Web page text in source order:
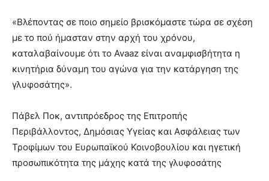
«Βλέποντας σε ποιο σημείο βρισκόμαστε τώρα σε σχέση
με το πού ήμασταν στην αρχή του χρόνου,
καταλαβαίνουμε ότι το Avaaz είναι αναμφισβήτητα η
κινητήρια δύναμη του αγώνα για την κατάργηση της
γλυφοσάτης».
Πάβελ Ποκ, αντιπρόεδρος της Επιτροπής
Περιβάλλοντος, Δημόσιας Υγείας και Ασφάλειας των
Τροφίμων του Ευρωπαϊκού Κοινοβουλίου και ηγετική
προσωπικότητα της μάχης κατά της γλυφοσάτης